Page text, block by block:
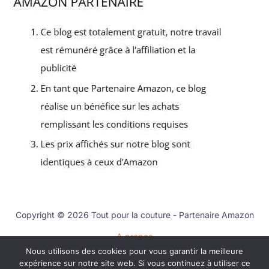
Copyright © 2026 Tout pour la couture - Partenaire Amazon
A propos
Contact
Nous utilisons des cookies pour vous garantir la meilleure
expérience sur notre site web. Si vous continuez à utiliser ce